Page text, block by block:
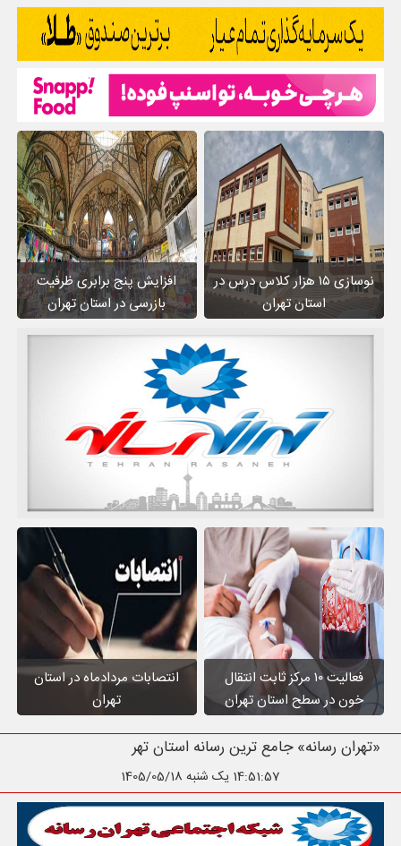
نوسازی ۱۵ هزار کلاس درس در
استان تهران
افزایش پنج برابری ظرفیت
بازرسی در استان تهران
فعالیت ۱۰ مرکز ثابت انتقال
خون در سطح استان تهران
انتصابات مردادماه در استان
تهران
«تهران رسانه» جامع ترین رسانه استان تهران
14:51:58 یک شنبه 1405/05/18